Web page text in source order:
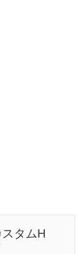
タムH